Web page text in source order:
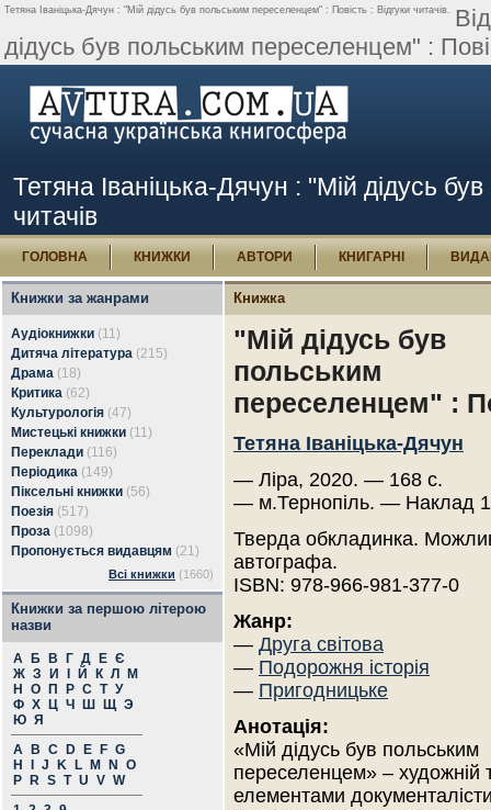
Тетяна Іваніцька-Дячун : "Мій дідусь був польським переселенцем" : Повість : Відгуки читачів.
дідусь був польським переселенцем" :
Тетяна Іваніцька-Дячун : "Мій дідусь
читачів
ГОЛОВНА КНИЖКИ АВТОРИ КНИГАРНІ
Книжки за жанрами
Аудіокнижки (11)
Дитяча література (215)
Драма (18)
Критика (62)
Культурологія (47)
Мистецькі книжки (11)
Переклади (116)
Періодика (149)
Піксельні книжки (56)
Поезія (517)
Проза (1098)
Пропонується видавцям (21)
Всі книжки (1660)
Книжки за першою літерою
назви
А Б В Г Д Е Є
Ж З И Й К Л
М
Н
О П Р С Т У
Ф Х Ц Ч Ш Щ Э
Ю Я
A
B C D E F G
H
J K L M N
O
P
R S T U V W
Книжка
"Мій дідусь був
польським
переселенцем" :
Тетяна Іваніцька-Дячун
— Ліра, 2020. — 168 с.
— м.Тернопіль. — Наклад
Тверда обкладинка.
автографа.
ISBN: 978-966-981-377-0
Жанр:
— Друга світова
— Подорожня історія
— Пригодницьке
Анотація:
«Мій дідусь був польським
переселенцем» – художній
елементами